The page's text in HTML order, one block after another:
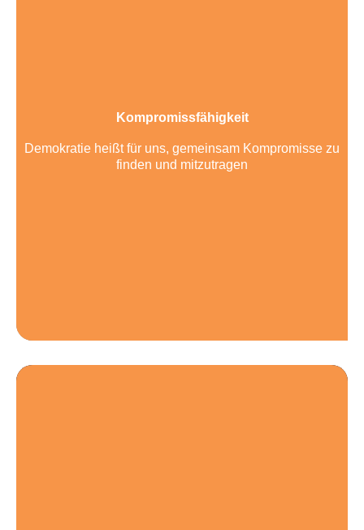
Kompromissfähigkeit
Demokratie heißt für uns, gemeinsam Kompromisse zu
finden und mitzutragen